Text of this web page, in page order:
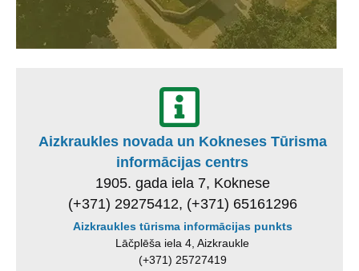
Aizkraukles novada un Kokneses Tūrisma
informācijas centrs
1905. gada iela 7, Koknese
(+371) 29275412, (+371) 65161296
Aizkraukles tūrisma informācijas punkts
Lāčplēša iela 4, Aizkraukle
(+371) 25727419